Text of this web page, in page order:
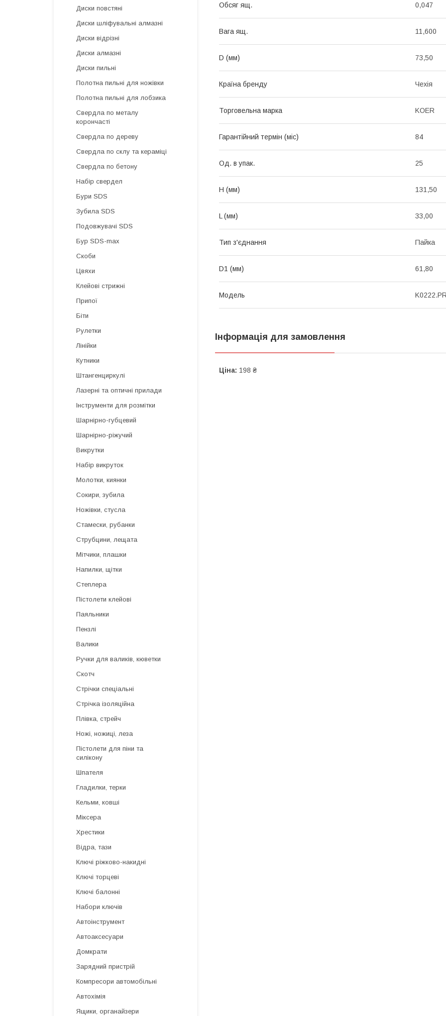
Обсяг ящ. 0,047
Вага ящ. 11,600
D (мм) 73,50
Країна бренду Чехія
Торговельна марка KOER
Гарантійний термін (міс) 84
Од. в упак. 25
H (мм) 131,50
L (мм) 33,00
Тип з'єднання Пайка
D1 (мм) 61,80
Мoдель
Інформація для замовлення
Ціна: 198 ₴
Диски повстяні
Диски шліфувальні алмазні
Диски відрізні
Диски алмазні
Диски пильні
Полотна пильні для ножівки
Полотна пильні для лобзика
Свердла по металу
корончасті
Свердла по дереву
Свердла по склу та кераміці
Свердла по бетону
Набір свердел
Бури SDS
Зубила SDS
Подовжувачі SDS
Бур SDS-max
Скоби
Цвяхи
Клейові стрижні
Припої
Біти
Рулетки
Лінійки
Кутники
Штангенциркулі
Лазерні та оптичні прилади
Інструменти для розмітки
Шарнірно-губцевий
Шарнірно-ріжучий
Викрутки
Набір викруток
Молотки, киянки
Сокири, зубила
Ножівки, стусла
Стамески, рубанки
Струбцини, лещата
Мітчики, плашки
Напилки, щітки
Степлера
Пістолети клейові
Паяльники
Пензлі
Валики
Ручки для валиків, кюветки
Скотч
Стрічки спеціальні
Стрічка ізоляційна
Плівка, стрейч
Ножі, ножиці, леза
Пістолети для піни та
силікону
Шпателя
Гладилки, терки
Кельми, ковші
Міксера
Хрестики
Відра, тази
Ключі ріжково-накидні
Ключі торцеві
Ключі балонні
Набори ключів
Автоінструмент
Автоаксесуари
Домкрати
Зарядний пристрій
Компресори автомобільні
Автохімія
Ящики, органайзери